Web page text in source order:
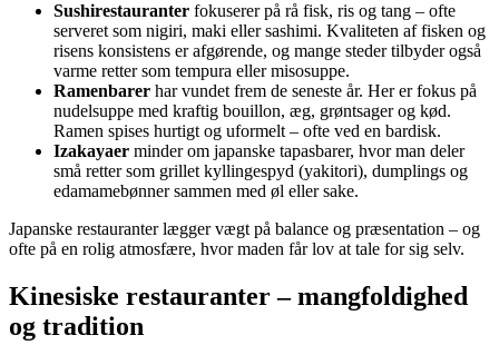
Sushirestauranter fokuserer på rå fisk, ris og tang – ofte
serveret som nigiri, maki eller sashimi. Kvaliteten af fisken og
risens konsistens er afgørende, og mange steder tilbyder også
varme retter som tempura eller misosuppe.
Ramenbarer har vundet frem de seneste år. Her er fokus på
nudelsuppe med kraftig bouillon, æg, grøntsager og kød.
Ramen spises hurtigt og uformelt – ofte ved en bardisk.
Izakayaer minder om japanske tapasbarer, hvor man deler
små retter som grillet kyllingespyd (yakitori), dumplings og
edamamebønner sammen med øl eller sake.
Japanske restauranter lægger vægt på balance og præsentation – og
ofte på en rolig atmosfære, hvor maden får lov at tale for sig selv.
Kinesiske restauranter – mangfoldighed
og tradition